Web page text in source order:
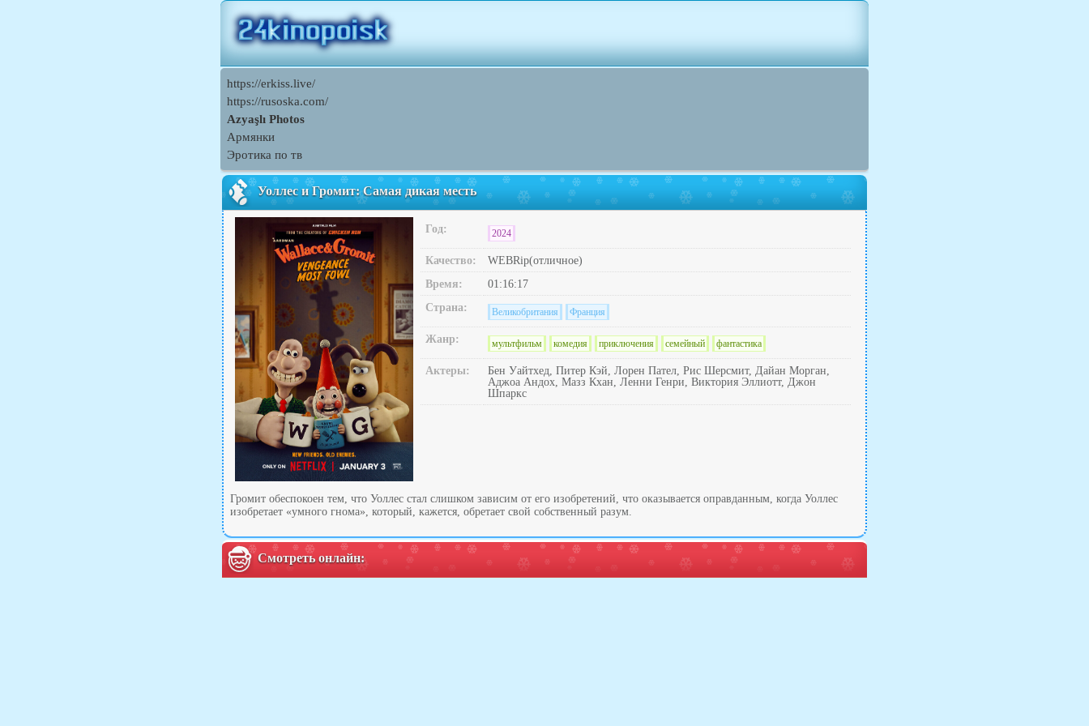
https://erkiss.live/
https://rusoska.com/
Azyaşlı Photos
Армянки
Эротика по тв
Уоллес и Громит: Самая дикая месть
Год: 2024
Качество:
WEBRip(отличное)
Время:
01:16:17
Страна:
Великобритания Франция
Жанр: мультфильм комедия приключения семейный фантастика
Актеры:
Бен Уайтхед, Питер Кэй, Лорен Пател, Рис Шерсмит, Дайан Морган,
Аджоа Андох, Мазз Кхан, Ленни Генри, Виктория Эллиотт, Джон
Шпаркс
Громит обеспокоен тем, что Уоллес стал слишком зависим от его изобретений, что оказывается оправданным, когда Уоллес
изобретает «умного гнома», который, кажется, обретает свой собственный разум.
Смотреть онлайн: